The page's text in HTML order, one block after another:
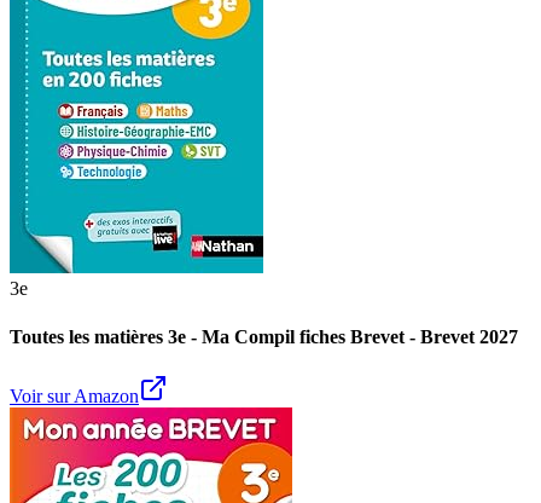
3e
Toutes les matières 3e - Ma Compil fiches Brevet - Brevet 2027
Voir sur Amazon